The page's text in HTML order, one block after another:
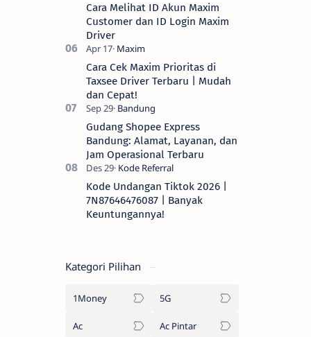
Cara Melihat ID Akun Maxim
Customer dan ID Login Maxim
Driver
Cara Cek Maxim Prioritas di
Taxsee Driver Terbaru | Mudah
dan Cepat!
Gudang Shopee Express
Bandung: Alamat, Layanan, dan
Jam Operasional Terbaru
Kode Undangan Tiktok 2026 |
7N87646476087 | Banyak
Keuntungannya!
Kategori Pilihan
1Money 5G
Ac Ac Pintar